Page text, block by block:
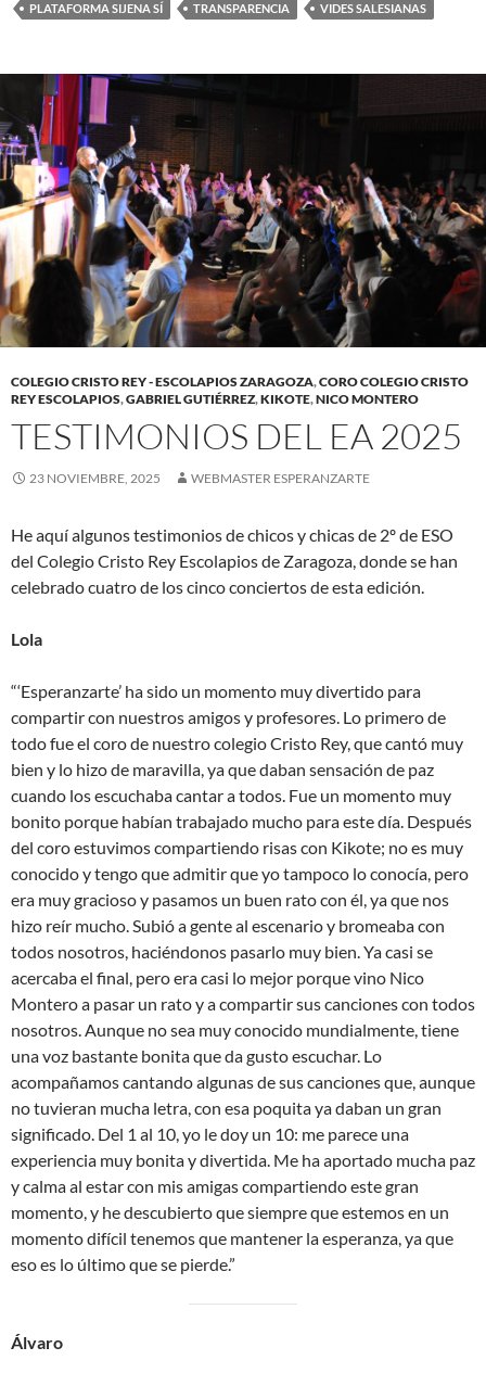
PLATAFORMA SIJENA SÍ
TRANSPARENCIA VIDES SALESIANAS
COLEGIO CRISTO REY - ESCOLAPIOS ZARAGOZA,CORO COLEGIO CRISTO
REY ESCOLAPIOS,GABRIEL GUTIÉRREZ,KIKOTE,NICO MONTERO
TESTIMONIOS DEL EA 2025
23 NOVIEMBRE, 2025 WEBMASTER ESPERANZARTE
He aquí algunos testimonios de chicos y chicas de 2º de ESO
del Colegio Cristo Rey Escolapios de Zaragoza, donde se han
celebrado cuatro de los cinco conciertos de esta edición.
Lola
“‘Esperanzarte’ ha sido un momento muy divertido para
compartir con nuestros amigos y profesores. Lo primero de
todo fue el coro de nuestro colegio Cristo Rey, que cantó muy
bien y lo hizo de maravilla, ya que daban sensación de paz
cuando los escuchaba cantar a todos. Fue un momento muy
bonito porque habían trabajado mucho para este día. Después
del coro estuvimos compartiendo risas con Kikote; no es muy
conocido y tengo que admitir que yo tampoco lo conocía, pero
era muy gracioso y pasamos un buen rato con él, ya que nos
hizo reír mucho. Subió a gente al escenario y bromeaba con
todos nosotros, haciéndonos pasarlo muy bien. Ya casi se
acercaba el final, pero era casi lo mejor porque vino Nico
Montero a pasar un rato y a compartir sus canciones con todos
nosotros. Aunque no sea muy conocido mundialmente, tiene
una voz bastante bonita que da gusto escuchar. Lo
acompañamos cantando algunas de sus canciones que, aunque
no tuvieran mucha letra, con esa poquita ya daban un gran
significado. Del 1 al 10, yo le doy un 10: me parece una
experiencia muy bonita y divertida. Me ha aportado mucha paz
y calma al estar con mis amigas compartiendo este gran
momento, y he descubierto que siempre que estemos en un
momento difícil tenemos que mantener la esperanza, ya que
eso es lo último que se pierde.”
Álvaro